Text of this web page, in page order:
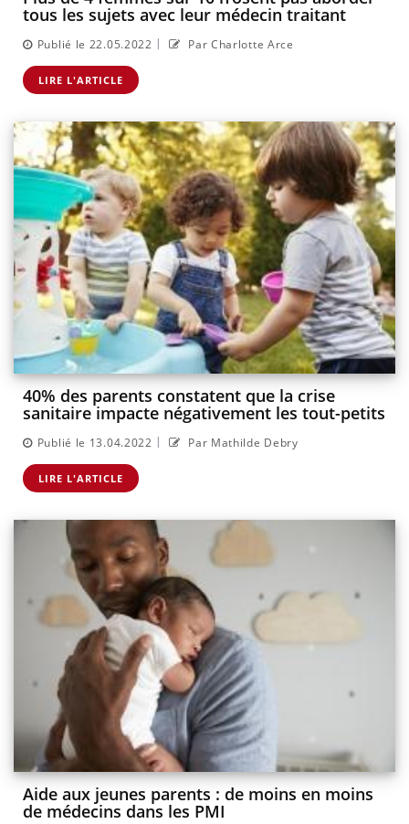
tous les sujets avec leur médecin traitant
Publié le 22.05.2022 | Par Charlotte Arce
LIRE L'ARTICLE
40% des parents constatent que la crise
sanitaire impacte négativement les tout-petits
Publié le 13.04.2022 | Par Mathilde Debry
LIRE L'ARTICLE
Aide aux jeunes parents : de moins en moins
de médecins dans les PMI